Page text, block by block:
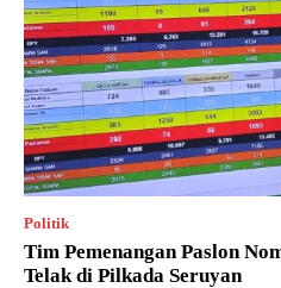
Politik
Tim Pemenangan Paslon
Telak di Pilkada Seruyan